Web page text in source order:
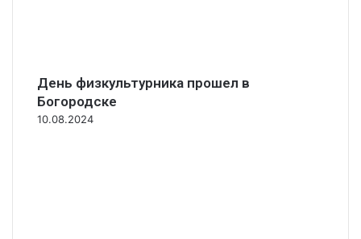
День физкультурника прошел в
Богородске
10.08.2024